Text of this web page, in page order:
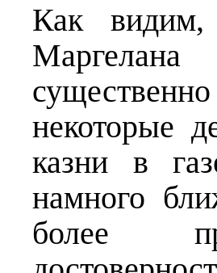
Как видим,
некоторые
казни в
намного
более